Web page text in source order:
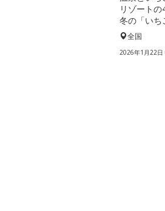
リゾート
冬の「いち
全国
2026年1月22